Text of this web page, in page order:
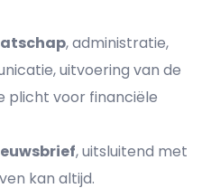
, administratie,
uitvoering van de
plicht voor financiële
, uitsluitend met
kan altijd.